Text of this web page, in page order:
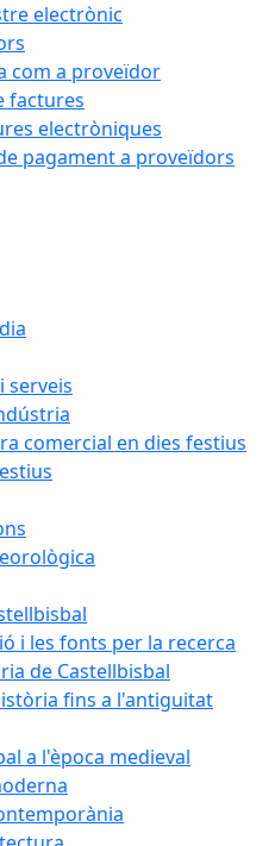
electrònic
com a proveïdor
factures
electròniques
pagament a proveïdors
serveis
comercial en dies festius
i les fonts per la recerca
de Castellbisbal
fins a l'antiguitat
a l'època medieval